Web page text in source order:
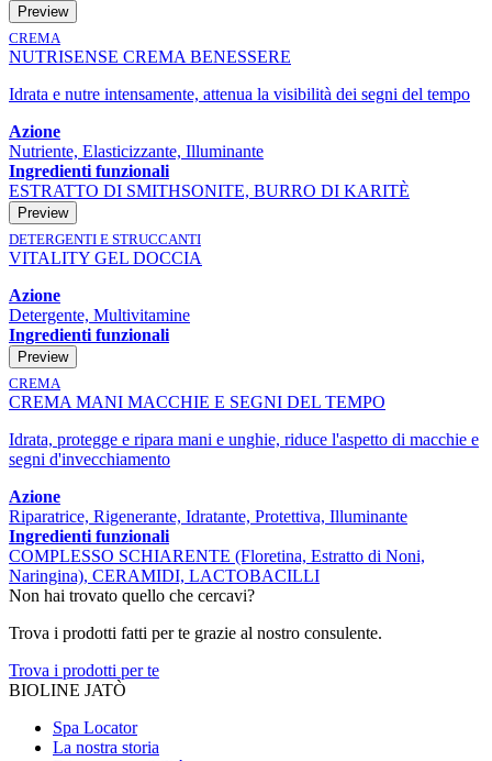
Preview
CREMA
NUTRISENSE CREMA BENESSERE
Idrata e nutre intensamente, attenua la visibilità dei segni del tempo
Azione
Nutriente, Elasticizzante, Illuminante
Ingredienti funzionali
ESTRATTO DI SMITHSONITE, BURRO DI KARITÈ
Preview
DETERGENTI E STRUCCANTI
VITALITY GEL DOCCIA
Azione
Detergente, Multivitamine
Ingredienti funzionali
Preview
CREMA
CREMA MANI MACCHIE E SEGNI DEL TEMPO
Idrata, protegge e ripara mani e unghie, riduce l'aspetto di macchie e
segni d'invecchiamento
Azione
Riparatrice, Rigenerante, Idratante, Protettiva, Illuminante
Ingredienti funzionali
COMPLESSO SCHIARENTE (Floretina, Estratto di Noni,
Naringina), CERAMIDI, LACTOBACILLI
Non hai trovato quello che cercavi?
Trova i prodotti fatti per te grazie al nostro consulente.
Trova i prodotti per te
BIOLINE JATÒ
Spa Locator
La nostra storia